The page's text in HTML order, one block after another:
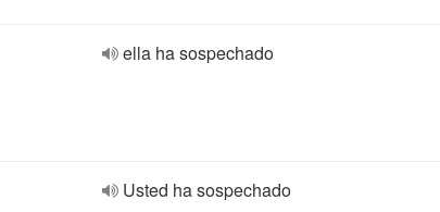
ella ha sospechado
Usted ha sospechado